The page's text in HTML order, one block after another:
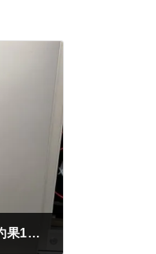
一宮市 太田様 手ぶらで1時間ミニドーム船でわかさぎ釣果10匹